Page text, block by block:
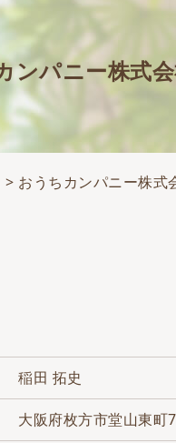
ンパニー株式
> おうちカンパニー株式
稲田 拓史
大阪府枚方市堂山東町